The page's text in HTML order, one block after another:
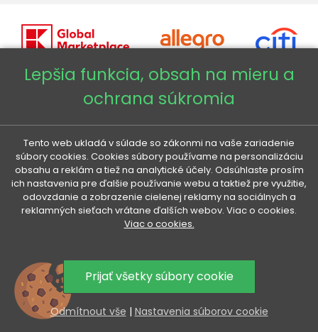
Copyright © 2026 - Veneti™
Veneti SK
Veneti CZ
Veneti DE
Lepšia funkcia, obsah na mieru a
ochrana súkromia
Tento web ukladá v súlade so zákonmi na vaše zariadenie
súbory cookies. Cookies súbory používame na personalizáciu
obsahu a reklám a tiež na analytické účely. Odsúhlaste prosím
ich nastavenia pre ďalšie používanie webu a taktiež pre využitie,
odovzdanie a zobrazenie cielenej reklamy na sociálnych a
reklamných sieťach vrátane ďalších webov. Viac o cookies.
Viac o cookies.
Prijať všetky súbory cookie
Odmítnout vše | Nastavenia súborov cookie